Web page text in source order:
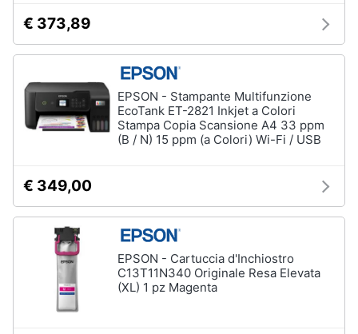
€ 373,89
EPSON - Stampante Multifunzione
EcoTank ET-2821 Inkjet a Colori
Stampa Copia Scansione A4 33 ppm
(B / N) 15 ppm (a Colori) Wi-Fi / USB
€ 349,00
EPSON - Cartuccia d'Inchiostro
C13T11N340 Originale Resa Elevata
(XL) 1 pz Magenta